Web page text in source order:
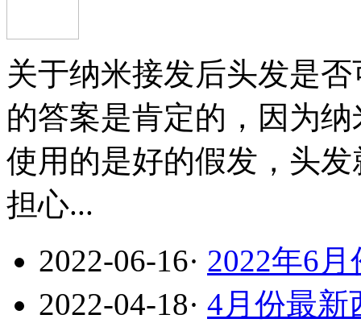
关于纳米接发后头发是
的答案是肯定的，因为
使用的是好的假发，头
担心...
2022-06-16· 2022年6
2022-04-18· 4月份最新